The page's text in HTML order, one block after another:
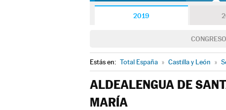
2019
CONGRESO
Estás en: Total España » Castilla y León »
ALDEALENGUA DE
MARÍA